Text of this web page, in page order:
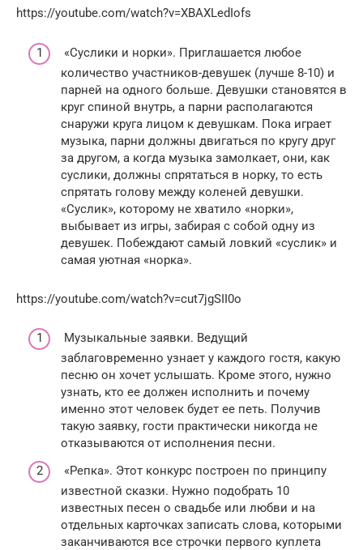
https://youtube.com/watch?v=XBAXLedIofs
«Суслики и норки». Приглашается любое
количество участников-девушек (лучше 8-10) и
парней на одного больше. Девушки становятся в
круг спиной внутрь, а парни располагаются
снаружи круга лицом к девушкам. Пока играет
музыка, парни должны двигаться по кругу друг
за другом, а когда музыка замолкает, они, как
суслики, должны спрятаться в норку, то есть
спрятать голову между коленей девушки.
«Суслик», которому не хватило «норки»,
выбывает из игры, забирая с собой одну из
девушек. Побеждают самый ловкий «суслик» и
самая уютная «норка».
https://youtube.com/watch?v=cut7jgSII0o
Музыкальные заявки. Ведущий
заблаговременно узнает у каждого гостя, какую
песню он хочет услышать. Кроме этого, нужно
узнать, кто ее должен исполнить и почему
именно этот человек будет ее петь. Получив
такую заявку, гости практически никогда не
отказываются от исполнения песни.
«Репка». Этот конкурс построен по принципу
известной сказки. Нужно подобрать 10
известных песен о свадьбе или любви и на
отдельных карточках записать слова, которыми
заканчиваются все строчки первого куплета